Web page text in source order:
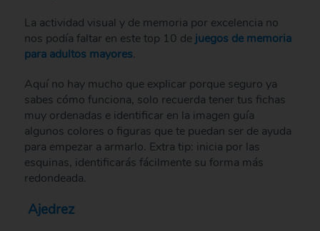
La actividad visual y de memoria por excelencia no
nos podía faltar en este top 10 de juegos de memoria
para adultos mayores.
Aquí no hay mucho que explicar porque seguro ya
sabes cómo funciona, solo recuerda tener tus fichas
muy ordenadas e identificar en la imagen guía
algunos colores o figuras que te puedan ser de ayuda
para empezar a armarlo. Extra tip: inicia por las
esquinas, identificarás fácilmente su forma más
redondeada.
Ajedrez